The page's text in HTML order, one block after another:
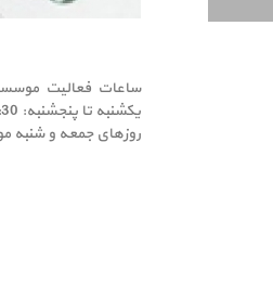
ساعات فعالیت موسسه
یکشنبه تا پنجشنبه: 7:30 الی 15
روزهای جمعه و